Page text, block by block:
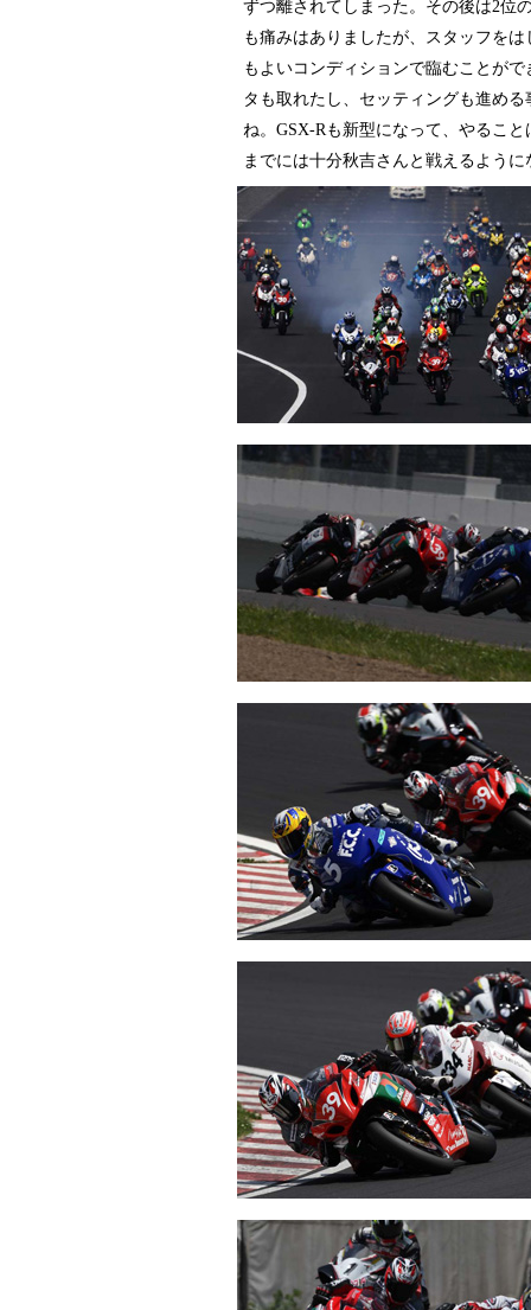
ずつ離されてしまった。その後は2位
も痛みはありましたが、スタッフを
もよいコンディションで臨むことが
タも取れたし、セッティングも進め
ね。GSX-Rも新型になって、やるこ
までには十分秋吉さんと戦えるよう